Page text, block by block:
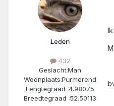
Leden
432
Geslacht:Man
Woonplaats:Purmerend
Lengtegraad :4.98075
Breedtegraad :52.50113